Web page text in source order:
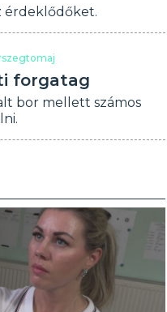
érdeklődőket.
forgatag
bor mellett számos